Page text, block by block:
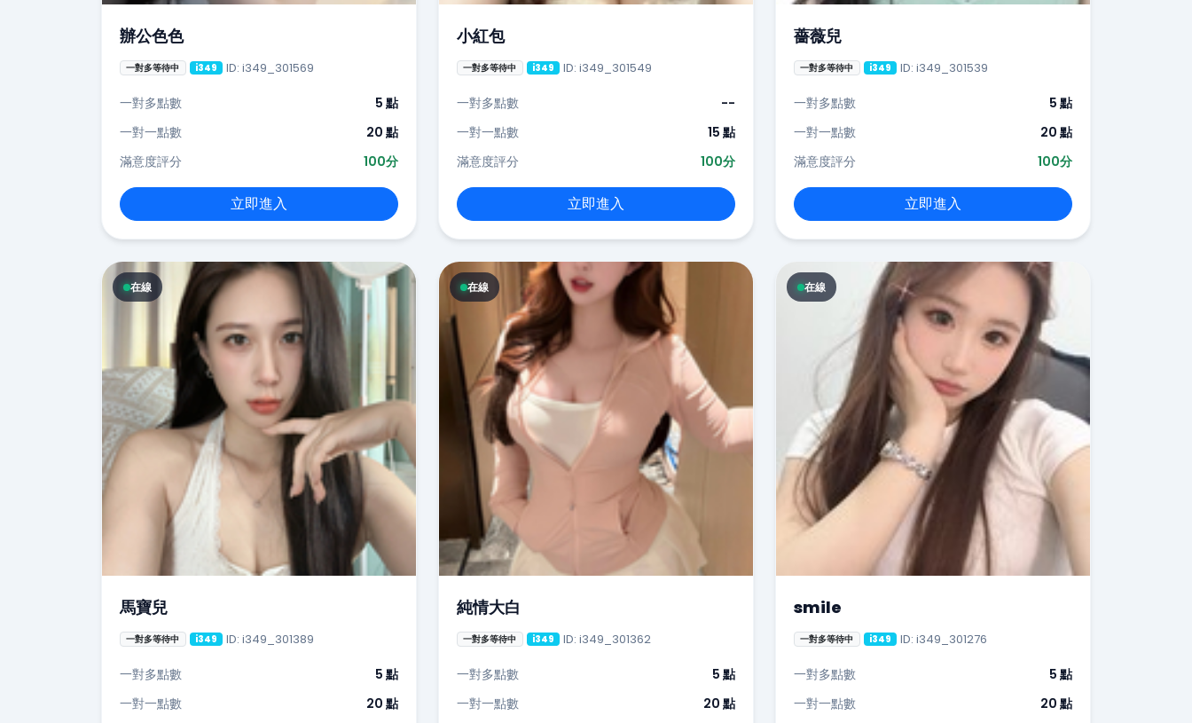
辦公色色
一對多等待中 i349 ID: i349_301569
一對多點數
5 點
一對一點數
20 點
滿意度評分
100分
立即進入
小紅包
一對多等待中 i349 ID: i349_301549
一對多點數
--
一對一點數
15 點
滿意度評分
100分
立即進入
薔薇兒
一對多等待中 i349 ID: i349_301539
一對多點數
5 點
一對一點數
20 點
滿意度評分
100分
立即進入
在線
馬寶兒
一對多等待中 i349 ID: i349_301389
一對多點數
5 點
一對一點數
20 點
在線
純情大白
一對多等待中 i349 ID: i349_301362
一對多點數
5 點
一對一點數
20 點
在線
smile
一對多等待中 i349 ID: i349_301276
一對多點數
5 點
一對一點數
20 點